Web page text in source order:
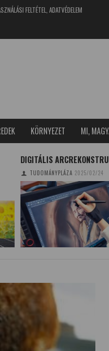
FELTÉTEL, ADATVÉDELEM
KÖRNYEZET MI,
DIGITÁLIS
TUDOMÁNYPLÁZA 2025/02/24